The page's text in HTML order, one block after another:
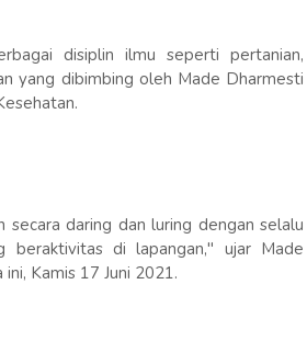
disiplin ilmu seperti pertanian,
yang dibimbing oleh Made Dharmesti
secara daring dan luring dengan selalu
beraktivitas di lapangan," ujar Made
Kamis 17 Juni 2021.